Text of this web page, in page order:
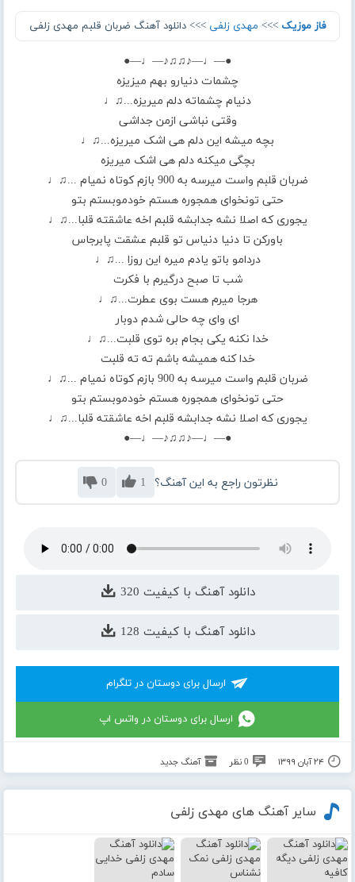
فاز موزیک >>> مهدی زلفی >>> دانلود آهنگ ضربان قلبم مهدی زلفی
●—♩—♪♫♫♪—♩—●
چشمات دنیارو بهم میزیزه
دنیام چشماته دلم میریزه...♫♩
وقتی نباشی ازمن جداشی
بچه میشه این دلم هی اشک میریزه...♫♩
بچگی میکنه دلم هی اشک میریزه
ضربان قلبم واست میرسه به 900 بازم کوتاه نمیام ...♫♩
حتی تونخوای همجوره هستم خودموبستم بتو
یجوری که اصلا نشه جدابشه قلبم اخه عاشقته قلبا...♫♩
باورکن تا دنیا دنیاس تو قلبم عشقت پابرجاس
دردامو باتو یادم میره این روزا ...♫♩
شب تا صبح درگیرم با فکرت
هرجا میرم هست بوی عطرت...♫♩
ای وای چه حالی شدم دوبار
خدا نکنه یکی بجام بره توی قلبت...♫♩
خدا کنه همیشه باشم ته ته قلبت
ضربان قلبم واست میرسه به 900 بازم کوتاه نمیام ...♫♩
حتی تونخوای همجوره هستم خودموبستم بتو
یجوری که اصلا نشه جدابشه قلبم اخه عاشقته قلبا...♫♩
●—♩—♪♫♫♪—♩—●
نظرتون راجع به این آهنگ؟ 1
0
دانلود آهنگ با کیفیت 320
دانلود آهنگ با کیفیت 128
ارسال برای دوستان در تلگرام
ارسال برای دوستان در واتس اپ
۲۴ آبان ۱۳۹۹ 0 نظر آهنگ جدید
سایر آهنگ های مهدی زلفی